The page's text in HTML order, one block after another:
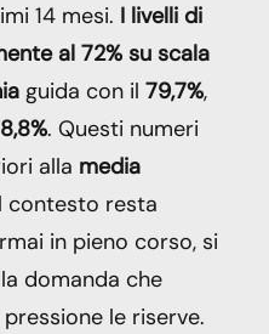
14 mesi. I livelli di
al 72% su scala
guida con il 79,7%,
. Questi numeri
alla media
contesto resta
in pieno corso, si
domanda che
le riserve.